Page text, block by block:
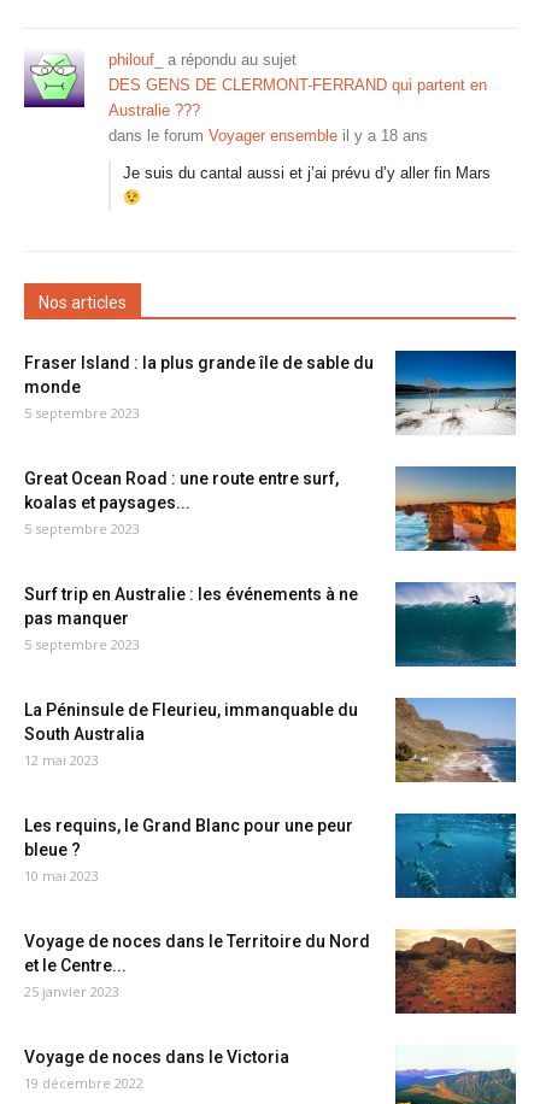
philouf_
a répondu au sujet
DES GENS DE CLERMONT-FERRAND qui partent en
Australie ???
dans le forum Voyager ensemble il y a 18 ans
Je suis du cantal aussi et j’ai prévu d’y aller fin Mars
Nos articles
Fraser Island : la plus grande île de sable du
monde
5 septembre 2023
Great Ocean Road : une route entre surf,
koalas et paysages...
5 septembre 2023
Surf trip en Australie : les événements à ne
pas manquer
5 septembre 2023
La Péninsule de Fleurieu, immanquable du
South Australia
12 mai 2023
Les requins, le Grand Blanc pour une peur
bleue ?
10 mai 2023
Voyage de noces dans le Territoire du Nord
et le Centre...
25 janvier 2023
Voyage de noces dans le Victoria
19 décembre 2022